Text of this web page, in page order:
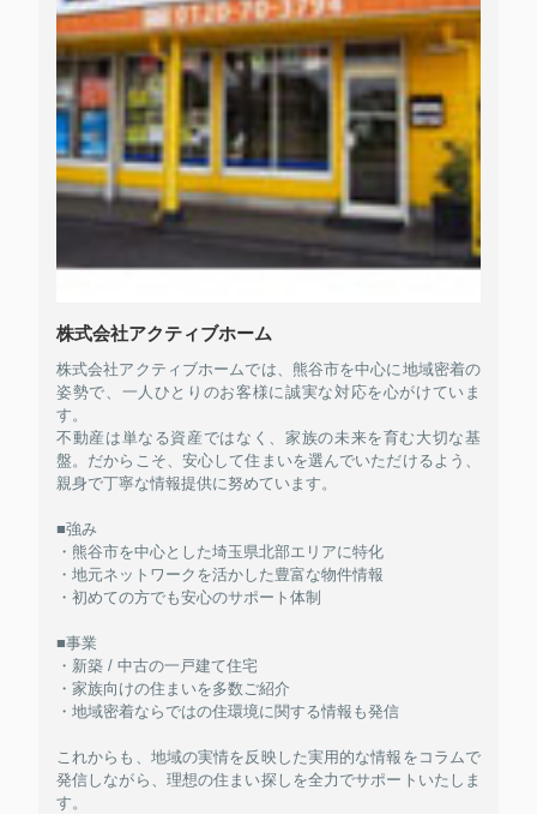
株式会社アクティブホーム
株式会社アクティブホームでは、熊谷市を中心に地域密着の
姿勢で、一人ひとりのお客様に誠実な対応を心がけていま
す。
不動産は単なる資産ではなく、家族の未来を育む大切な基
盤。だからこそ、安心して住まいを選んでいただけるよう、
親身で丁寧な情報提供に努めています。
■強み
・熊谷市を中心とした埼玉県北部エリアに特化
・地元ネットワークを活かした豊富な物件情報
・初めての方でも安心のサポート体制
■事業
・新築 / 中古の一戸建て住宅
・家族向けの住まいを多数ご紹介
・地域密着ならではの住環境に関する情報も発信
これからも、地域の実情を反映した実用的な情報をコラムで
発信しながら、理想の住まい探しを全力でサポートいたしま
す。